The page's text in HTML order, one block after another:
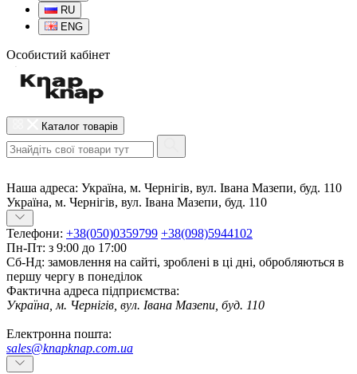
RU
ENG
Особистий кабінет
Каталог товарів
Наша адреса: Україна, м. Чернігів, вул. Івана Мазепи, буд. 110
Україна, м. Чернігів, вул. Івана Мазепи, буд. 110
Телефони: +38(050)0359799 +38(098)5944102
Пн-Пт: з 9:00 до 17:00
Сб-Нд: замовлення на сайті, зроблені в ці дні, обробляються в
першу чергу в понеділок
Фактична адреса підприємства:
Україна, м. Чернігів, вул. Івана Мазепи, буд. 110
Електронна пошта:
sales@knapknap.com.ua